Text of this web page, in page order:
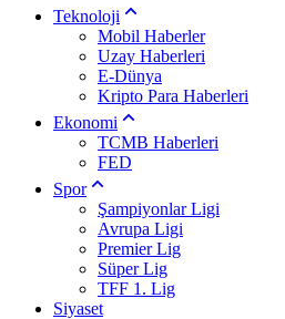
Teknoloji
Mobil Haberler
Uzay Haberleri
E-Dünya
Kripto Para Haberleri
Ekonomi
TCMB Haberleri
FED
Spor
Şampiyonlar Ligi
Avrupa Ligi
Premier Lig
Süper Lig
TFF 1. Lig
Siyaset